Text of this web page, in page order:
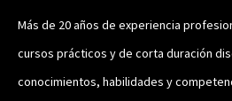
Más de 20 años de experiencia
cursos prácticos y de corta duración
conocimientos, habilidades y